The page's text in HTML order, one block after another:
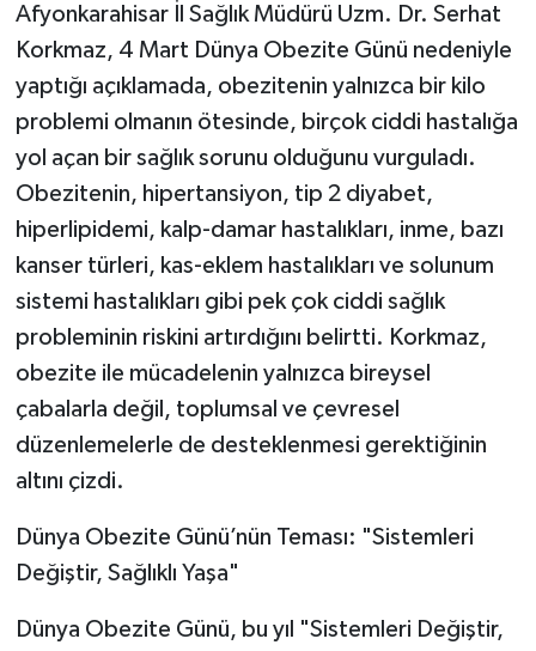
Afyonkarahisar İl Sağlık Müdürü Uzm. Dr. Serhat
Korkmaz, 4 Mart Dünya Obezite Günü nedeniyle
yaptığı açıklamada, obezitenin yalnızca bir kilo
problemi olmanın ötesinde, birçok ciddi hastalığa
yol açan bir sağlık sorunu olduğunu vurguladı.
Obezitenin, hipertansiyon, tip 2 diyabet,
hiperlipidemi, kalp-damar hastalıkları, inme, bazı
kanser türleri, kas-eklem hastalıkları ve solunum
sistemi hastalıkları gibi pek çok ciddi sağlık
probleminin riskini artırdığını belirtti. Korkmaz,
obezite ile mücadelenin yalnızca bireysel
çabalarla değil, toplumsal ve çevresel
düzenlemelerle de desteklenmesi gerektiğinin
altını çizdi.
Dünya Obezite Günü’nün Teması: "Sistemleri
Değiştir, Sağlıklı Yaşa"
Dünya Obezite Günü, bu yıl "Sistemleri Değiştir,